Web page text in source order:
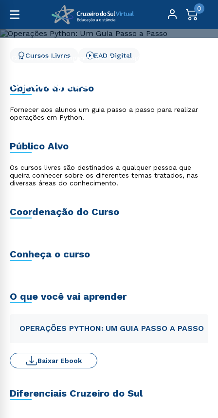
0
Cursos Livres
Engenharia e Tecnologia
Operações Python: Um
Guia Passo a Passo
Cursos Livres EAD Digital
Objetivo do curso
Fornecer aos alunos um guia passo a passo para realizar
operações em Python.
Público Alvo
Os cursos livres são destinados a qualquer pessoa que
queira conhecer sobre os diferentes temas tratados, nas
diversas áreas do conhecimento.
Coordenação do Curso
Conheça o curso
O que você vai aprender
OPERAÇÕES PYTHON: UM GUIA PASSO A PASSO
Baixar Ebook
Diferenciais Cruzeiro do Sul